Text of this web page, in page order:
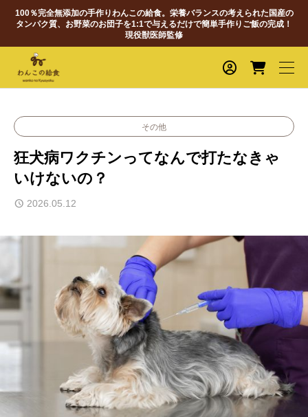
100％完全無添加の手作りわんこの給食。栄養バランスの考えられた国産の
タンパク質、お野菜のお団子を1:1で与えるだけで簡単手作りご飯の完成！
現役獣医師監修
その他
狂犬病ワクチンってなんで打たなきゃ
いけないの？
2026.05.12